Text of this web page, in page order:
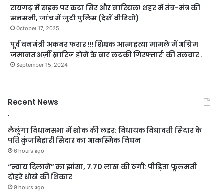
रायगढ़ में सड़क पर कटा सिर और नारियल! शहर में तंत्र-मंत्र की
सनसनी, जांच में जुटी पुलिस (देखें वीडियो)
October 17, 2025
पूर्व वनमंत्री अकबर फरार !!! शिक्षक आत्महत्या मामले में अग्रिम
जमानत अर्ज़ी ख़ारिज होने के बाद लटकी गिरफ़्तारी की तलवार..
September 15, 2024
Recent News
लैलूंगा विधानसभा में शोक की लहर: विधायक विद्यावती सिदार के
पति कुंजबिहारी सिदार का आकस्मिक निधन
6 hours ago
“न्याय दिलाने” का झांसा, 7.70 लाख की ठगी: पीड़िता फूलमती
दोहरे धोखे की शिकार
9 hours ago